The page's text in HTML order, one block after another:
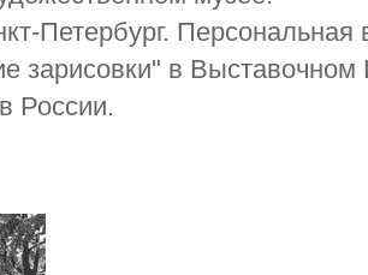
Петербург. Персональная
зарисовки" в
России.